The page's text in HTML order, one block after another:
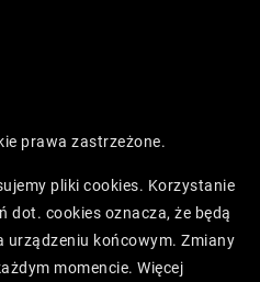
prawa zastrzeżone.
pliki cookies. Korzystanie
dot. cookies oznacza, że będą
urządzeniu końcowym. Zmiany
momencie. Więcej